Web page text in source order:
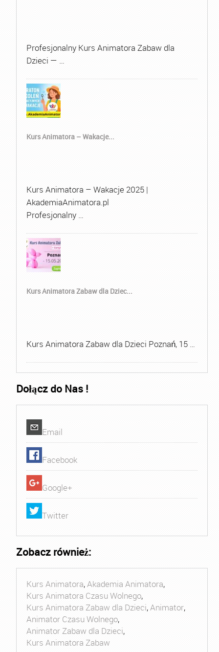
Profesjonalny Kurs Animatora Zabaw dla
Dzieci — …
Kurs Animatora – Wakacje...
Kurs Animatora – Wakacje 2025 |
AkademiaAnimatora.pl
Profesjonalny …
Kurs Animatora Zabaw dla Dziec...
Kurs Animatora Zabaw dla Dzieci Poznań, 15 …
Dołącz do Nas !
Email
Facebook
Google+
Twitter
Zobacz również:
Kurs Animatora,Akademia Animatora,
Kurs Animatora Czasu Wolnego,
Kurs Animatora Zabaw dla Dzieci,Animator,
Animator Czasu Wolnego,
Animator Zabaw dla Dzieci,
Kurs Animatora Zabaw